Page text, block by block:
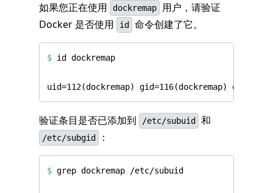
如果您正在使用
dockremap
用户，请验证
Docker 是否使用
id 命令创建了它。
$
验证条目是否已添加到 /etc/subuid 和
/etc/subgid ：
$